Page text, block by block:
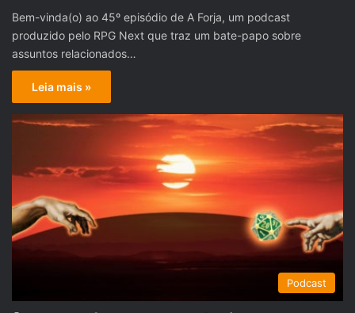
Bem-vinda(o) ao 45º episódio de A Forja, um podcast
produzido pelo RPG Next que traz um bate-papo sobre
assuntos relacionados…
Leia mais »
Podcast